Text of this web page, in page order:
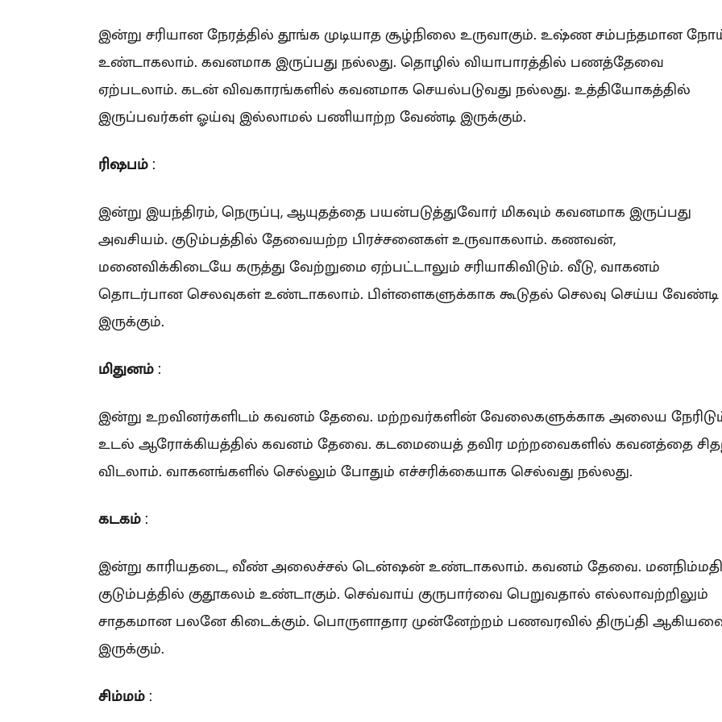
இன்று சரியான நேரத்தில் தூங்க முடியாத சூழ்நிலை உருவாகும். உஷ்ண சம்பந்தமான
உண்டாகலாம். கவனமாக இருப்பது நல்லது. தொழில் வியாபாரத்தில் பணத்தேவை
ஏற்படலாம். கடன் விவகாரங்களில் கவனமாக செயல்படுவது நல்லது. உத்தியோகத்தில்
இருப்பவர்கள் ஓய்வு இல்லாமல் பணியாற்ற வேண்டி இருக்கும்.
ரிஷபம் :
இன்று இயந்திரம், நெருப்பு, ஆயுதத்தை பயன்படுத்துவோர் மிகவும் கவனமாக இருப்பது
அவசியம். குடும்பத்தில் தேவையற்ற பிரச்சனைகள் உருவாகலாம். கணவன்,
மனைவிக்கிடையே கருத்து வேற்றுமை ஏற்பட்டாலும் சரியாகிவிடும். வீடு, வாகனம்
தொடர்பான செலவுகள் உண்டாகலாம். பிள்ளைகளுக்காக கூடுதல் செலவு செய்ய வேண்டி
இருக்கும்.
மிதுனம் :
இன்று உறவினர்களிடம் கவனம் தேவை. மற்றவர்களின் வேலைகளுக்காக அலைய
உடல் ஆரோக்கியத்தில் கவனம் தேவை. கடமையைத் தவிர மற்றவைகளில் கவனத்தை
விடலாம். வாகனங்களில் செல்லும் போதும் எச்சரிக்கையாக செல்வது நல்லது.
கடகம் :
இன்று காரியதடை, வீண் அலைச்சல் டென்ஷன் உண்டாகலாம். கவனம் தேவை. மனநிம்மதி
குடும்பத்தில் குதூகலம் உண்டாகும். செவ்வாய் குருபார்வை பெறுவதால் எல்லாவற்றிலும்
சாதகமான பலனே கிடைக்கும். பொருளாதார முன்னேற்றம் பணவரவில் திருப்தி
இருக்கும்.
சிம்மம் :